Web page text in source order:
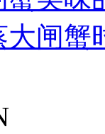
大闸蟹